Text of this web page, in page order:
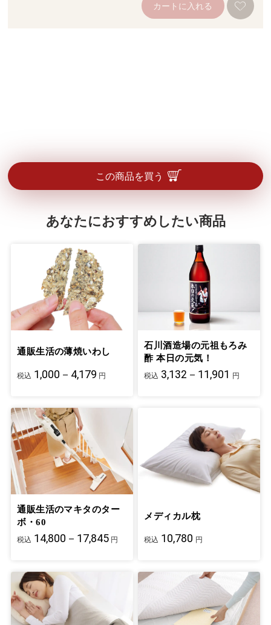
カートに入れる
この商品を買う
あなたにおすすめしたい商品
通販生活の薄焼いわし
税込 1,000－4,179 円
石川酒造場の元祖もろみ
酢 本日の元気！
税込 3,132－11,901 円
通販生活のマキタのター
ボ・60
税込 14,800－17,845 円
メディカル枕
税込 10,780 円